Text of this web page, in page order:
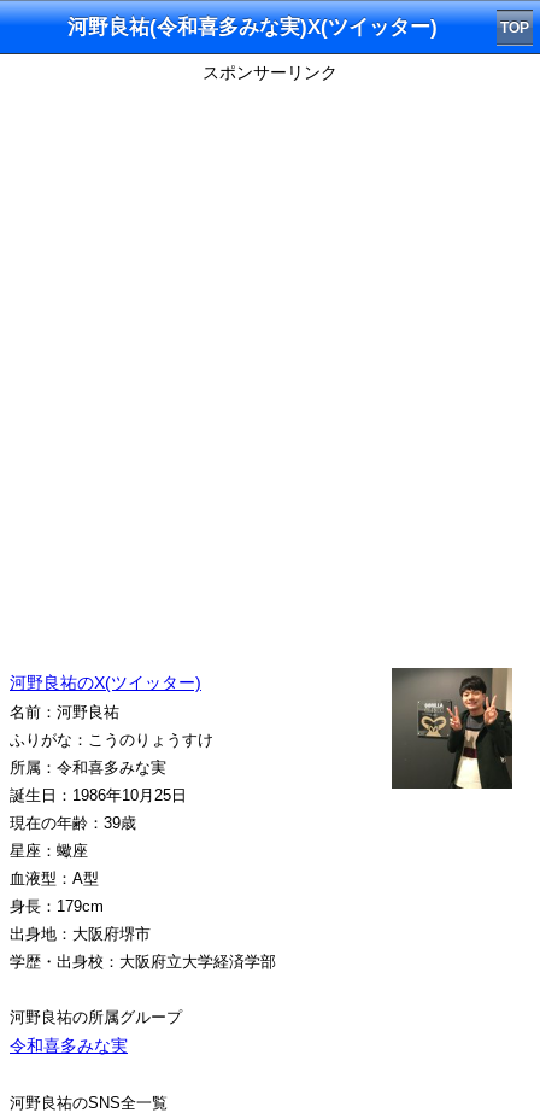
河野良祐(令和喜多みな実)X(ツイッター) TOP
スポンサーリンク
河野良祐のX(ツイッター)
名前：河野良祐
ふりがな：こうのりょうすけ
所属：令和喜多みな実
誕生日：1986年10月25日
現在の年齢：39歳
星座：蠍座
血液型：A型
身長：179cm
出身地：大阪府堺市
学歴・出身校：大阪府立大学経済学部
河野良祐の所属グループ
令和喜多みな実
河野良祐のSNS全一覧